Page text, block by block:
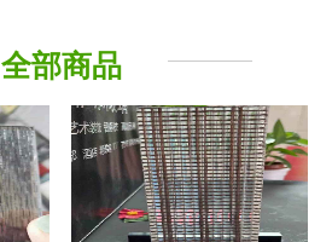
其它玻璃
全部商品